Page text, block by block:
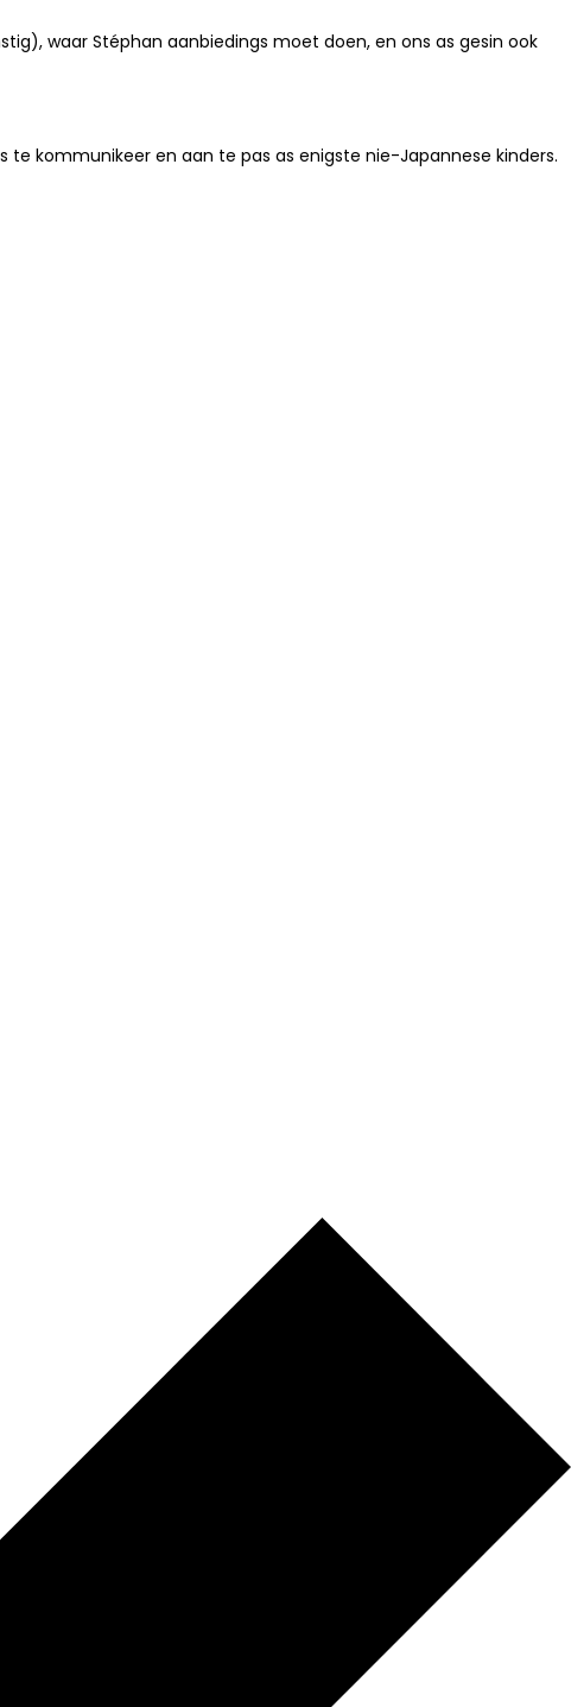
waar Stéphan aanbiedings moet doen, en ons as gesin ook
te kommunikeer en aan te pas as enigste nie-Japannese kinders.